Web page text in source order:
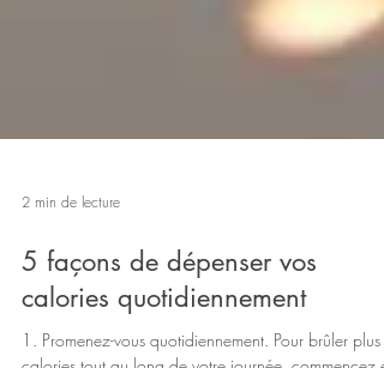
2 min de lecture